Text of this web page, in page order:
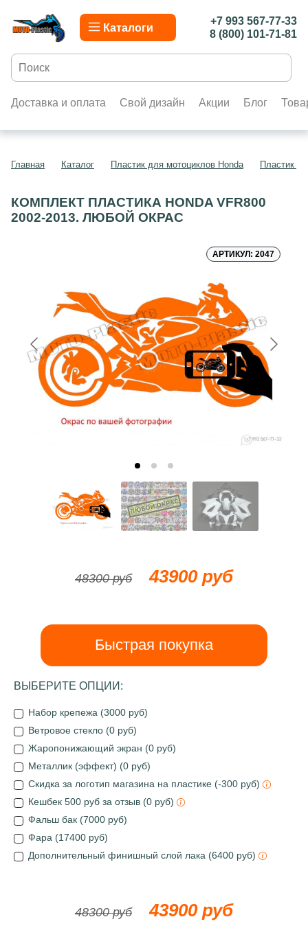
Каталоги
+7 993 567-77-33
8 (800) 101-71-81
Доставка и оплата Свой дизайн Акции Блог
Главная Каталог Пластик для мотоциклов Honda Пластик
КОМПЛЕКТ ПЛАСТИКА HONDA VFR800
2002-2013. ЛЮБОЙ ОКРАС
АРТИКУЛ: 2047
48300 руб 43900 руб
Быстрая покупка
ВЫБЕРИТЕ ОПЦИИ:
Набор крепежа (3000 руб)
Ветровое стекло (0 руб)
Жаропонижающий экран (0 руб)
Металлик (эффект) (0 руб)
Скидка за логотип магазина на пластике (-300 руб)
Кешбек 500 руб за отзыв (0 руб)
Фальш бак (7000 руб)
Фара (17400 руб)
Дополнительный финишный слой лака (6400 руб)
48300 руб 43900 руб